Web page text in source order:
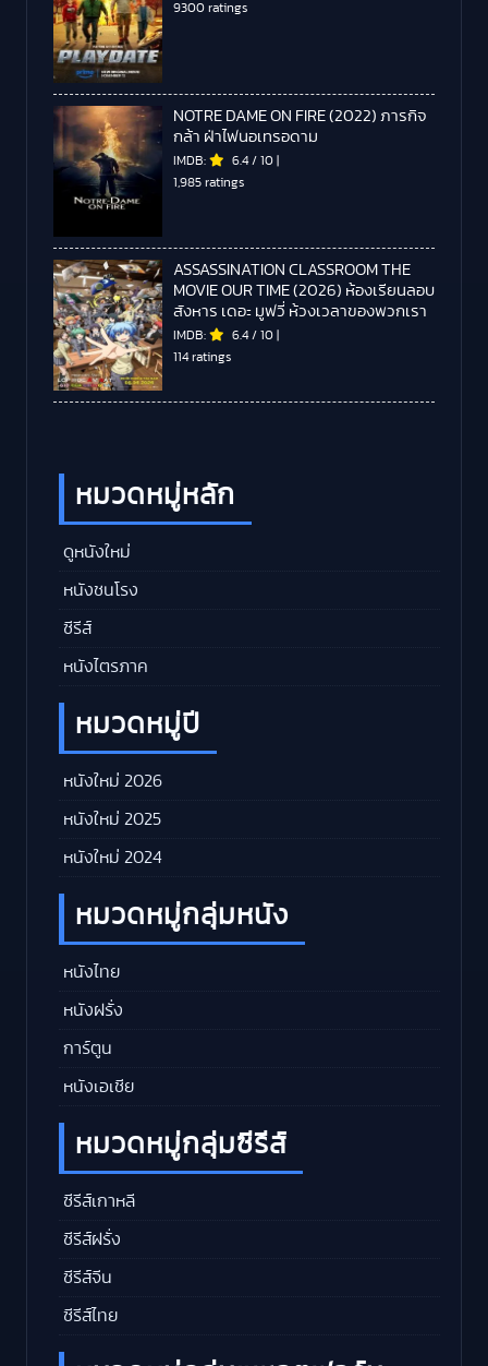
9300 ratings
NOTRE DAME ON FIRE (2022) ภารกิจ
กล้า ฝ่าไฟนอเทรอดาม
IMDB: 6.4 / 10 |
1,985 ratings
ASSASSINATION CLASSROOM THE
MOVIE OUR TIME (2026) ห้องเรียนลอบ
สังหาร เดอะ มูฟวี่ ห้วงเวลาของพวกเรา
IMDB: 6.4 / 10 |
114 ratings
หมวดหมู่หลัก
ดูหนังใหม่
หนังชนโรง
ซีรีส์
หนังไตรภาค
หมวดหมู่ปี
หนังใหม่ 2026
หนังใหม่ 2025
หนังใหม่ 2024
หมวดหมู่กลุ่มหนัง
หนังไทย
หนังฝรั่ง
การ์ตูน
หนังเอเชีย
หมวดหมู่กลุ่มซีรีส์
ซีรีส์เกาหลี
ซีรีส์ฝรั่ง
ซีรีส์จีน
ซีรีส์ไทย